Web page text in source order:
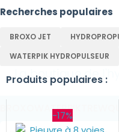
WATERPIK
Recherches populaires
BROXO JET
WATERPIK HYDROPULSEUR
Produits populaires :
-17%